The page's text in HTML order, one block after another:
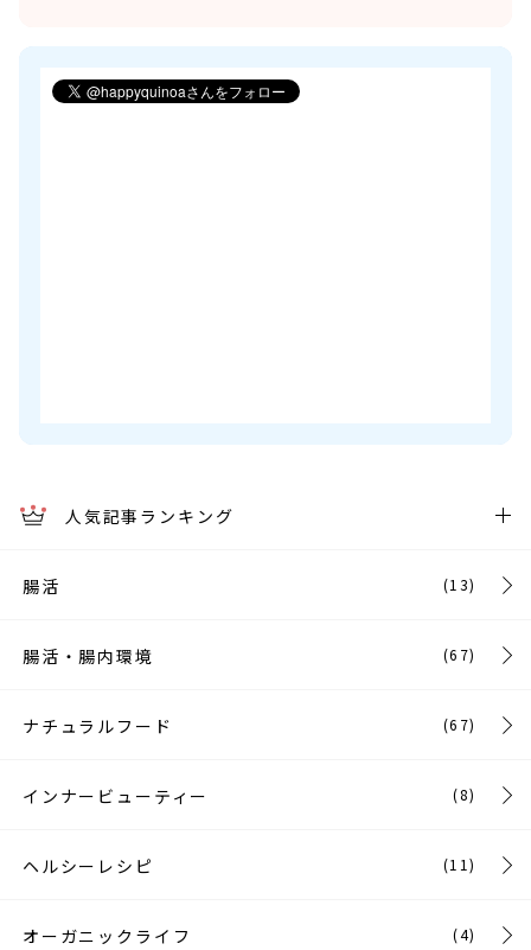
人気記事ランキング
腸活 (13)
腸活・腸内環境 (67)
ナチュラルフード (67)
インナービューティー (8)
ヘルシーレシピ (11)
オーガニックライフ (4)